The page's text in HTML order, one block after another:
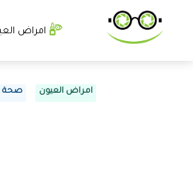
امراض
امراض العيون صحة